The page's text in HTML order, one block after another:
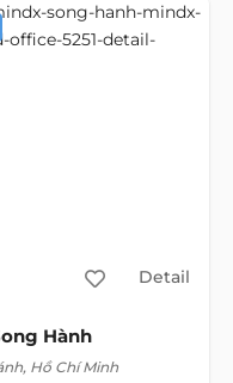
Detail
Hành
Hồ Chí Minh